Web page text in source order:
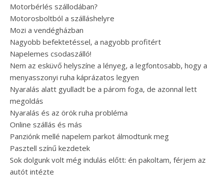
Motorbérlés szállodában?
Motorosboltból a szálláshelyre
Mozi a vendégházban
Nagyobb befektetéssel, a nagyobb profitért
Napelemes csodaszálló!
Nem az esküvő helyszíne a lényeg, a legfontosabb, hogy a
menyasszonyi ruha káprázatos legyen
Nyaralás alatt gyulladt be a párom foga, de azonnal lett
megoldás
Nyaralás és az örök ruha probléma
Online szállás és más
Panziónk mellé napelem parkot álmodtunk meg
Pasztell színű kezdetek
Sok dolgunk volt még indulás előtt: én pakoltam, férjem az
autót intézte